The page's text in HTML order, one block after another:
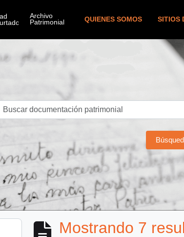
QUIENES SOMOS SITIOS
Mostrando 7